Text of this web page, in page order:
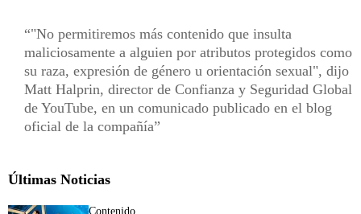
"No permitiremos más contenido que insulta
maliciosamente a alguien por atributos protegidos como
su raza, expresión de género u orientación sexual", dijo
Matt Halprin, director de Confianza y Seguridad Global
de YouTube, en un comunicado publicado en el blog
oficial de la compañía
Últimas Noticias
Contenido